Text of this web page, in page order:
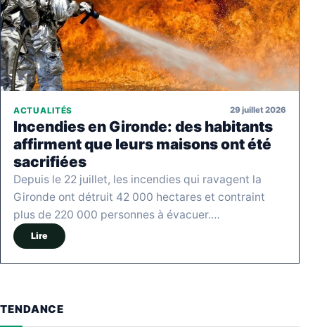
ACTUALITÉS 29 juillet 2026
Incendies en Gironde: des habitants
affirment que leurs maisons ont été
sacrifiées
Depuis le 22 juillet, les incendies qui ravagent la
Gironde ont détruit 42 000 hectares et contraint
plus de 220 000 personnes à évacuer.…
Lire
TENDANCE